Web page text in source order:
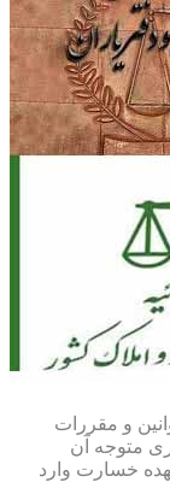
و مقررات
متوجه آن
خسارت وارد